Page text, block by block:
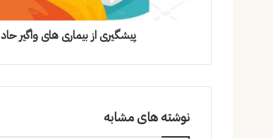
پیشگیری از بیماری های واگیر حاد
نوشته های مشابه